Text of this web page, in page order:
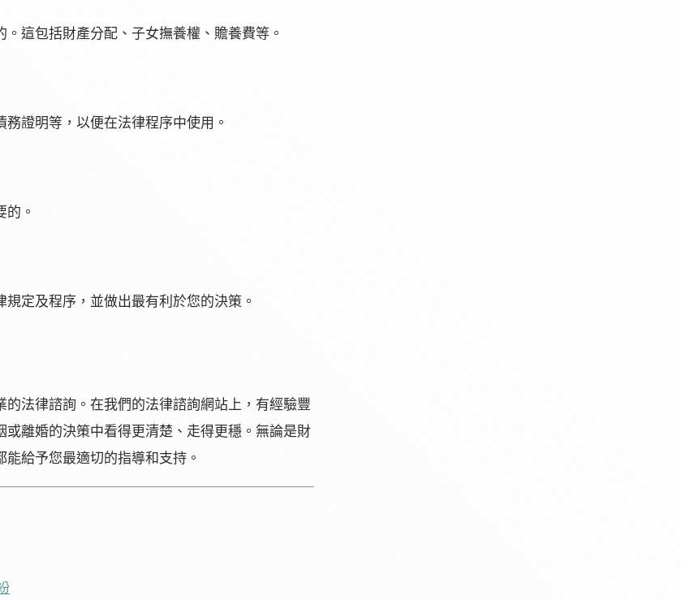
這包括財產分配、子女撫養權、贍養費等。
證明等，以便在法律程序中使用。
。
定及程序，並做出最有利於您的決策。
法律諮詢。在我們的法律諮詢網站上，有經驗豐
離婚的決策中看得更清楚、走得更穩。無論是財
給予您最適切的指導和支持。